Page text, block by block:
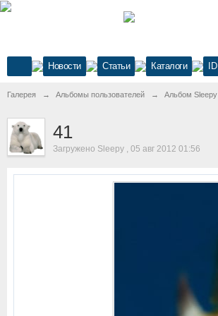
Новости Статьи Каталоги ID
Галерея → Альбомы пользователей → Альбом Sleepy
41
Загружено Sleepy , 05 авг 2012 01:56